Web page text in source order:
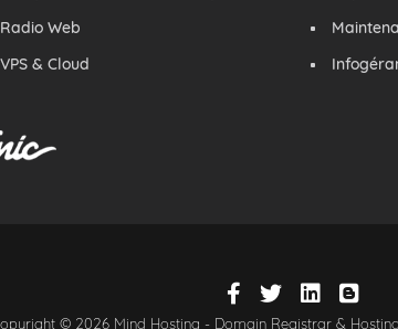
Radio Web
VPS & Cloud
© 2026 Mind Hosting - Domain Registrar &